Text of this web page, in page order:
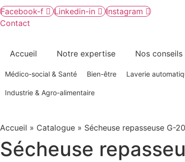
Facebook-f Linkedin-in
Instagram
Contact
Accueil Notre expertise Nos conseils
Médico-social & Santé Bien-être Laverie
Industrie & Agro-alimentaire
Accueil » Catalogue » Sécheuse repasseuse G-
Sécheuse